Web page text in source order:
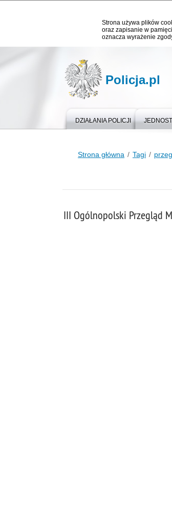
Strona używa plików
oraz zapisanie w
oznacza wyrażenie
Policja.pl
DZIAŁANIA POLICJI
Strona główna Tagi
III Ogólnopolski Przegląd